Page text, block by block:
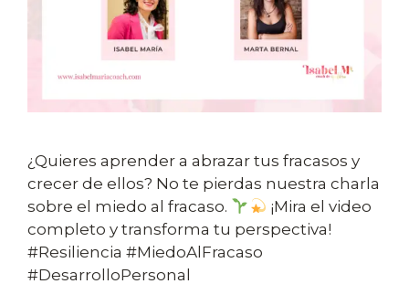
¿Quieres aprender a abrazar tus fracasos y
crecer de ellos? No te pierdas nuestra charla
sobre el miedo al fracaso.
¡Mira el video
completo y transforma tu perspectiva!
#Resiliencia #MiedoAlFracaso
#DesarrolloPersonal